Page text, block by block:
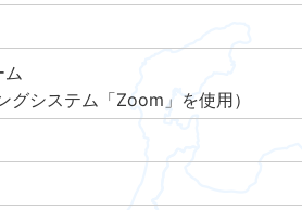
ム
システム「Zoom」を使用）